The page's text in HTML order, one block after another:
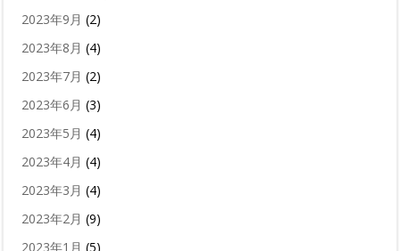
2023年9月 (2)
2023年8月 (4)
2023年7月 (2)
2023年6月 (3)
2023年5月 (4)
2023年4月 (4)
2023年3月 (4)
2023年2月 (9)
2023年1月 (5)